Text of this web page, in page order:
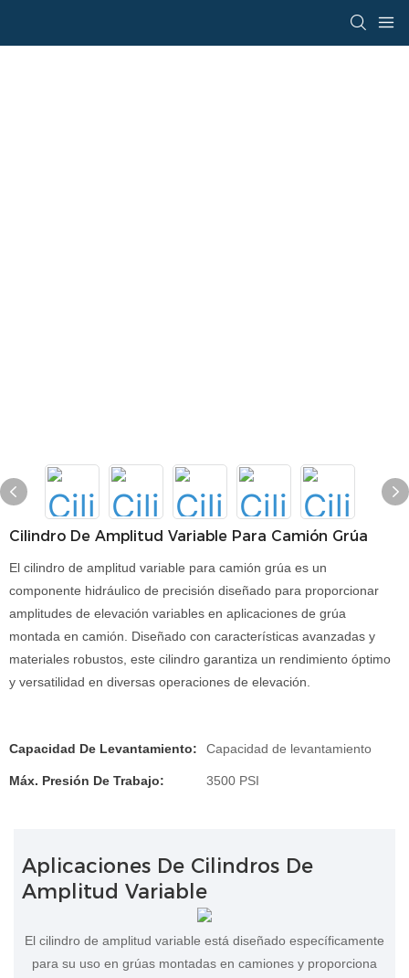
Cilindro De Amplitud Variable Para Camión Grúa
El cilindro de amplitud variable para camión grúa es un
componente hidráulico de precisión diseñado para proporcionar
amplitudes de elevación variables en aplicaciones de grúa
montada en camión. Diseñado con características avanzadas y
materiales robustos, este cilindro garantiza un rendimiento óptimo
y versatilidad en diversas operaciones de elevación.
Capacidad De Levantamiento: Capacidad de levantamiento
Máx. Presión De Trabajo: 3500 PSI
Aplicaciones De Cilindros De
Amplitud Variable
El cilindro de amplitud variable está diseñado específicamente
para su uso en grúas montadas en camiones y proporciona